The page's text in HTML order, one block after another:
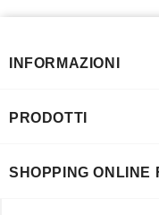
INFORMAZIONI
PRODOTTI
SHOPPING ONLINE